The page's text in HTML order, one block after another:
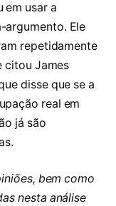
em usar a
Ele
repetidamente
citou James
disse que se a
real em
já são
bem como
nesta análise